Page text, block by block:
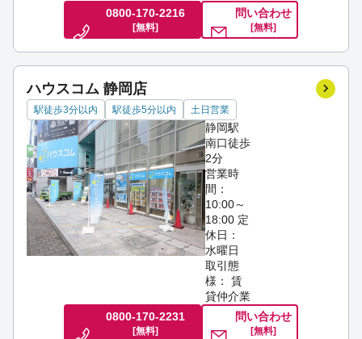
0800-170-2216
[無料]
問い合わせ
[無料]
ハウスコム 静岡店
駅徒歩3分以内 駅徒歩5分以内 土日営業
静岡駅
南口徒歩
2分
営業時
間：
10:00～
18:00 定
休日：
水曜日
取引態
様： 賃
貸仲介業
0800-170-2231
[無料]
問い合わせ
[無料]